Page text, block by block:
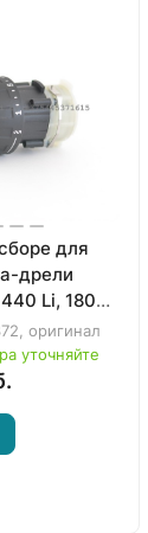
для
дрели
Li, 1800
оригинал
уточняйте